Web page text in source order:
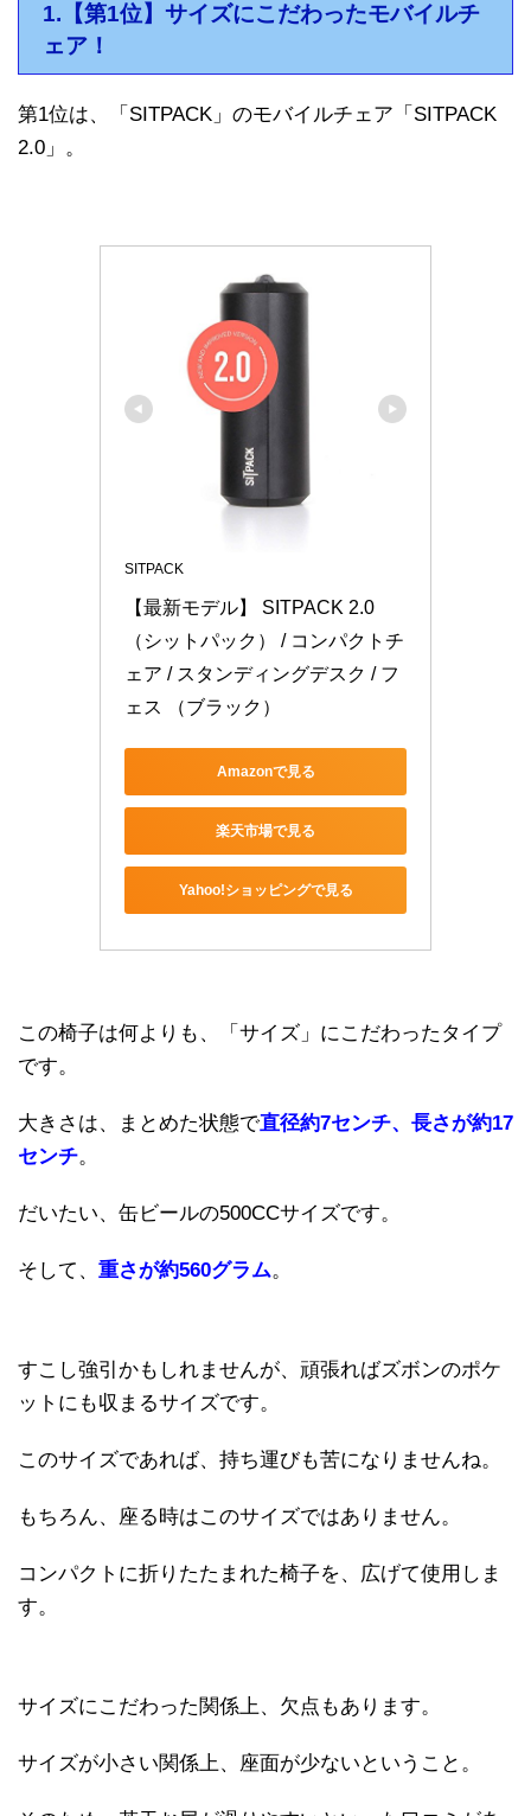
1.【第1位】サイズにこだわったモバイルチ
ェア！
第1位は、「SITPACK」のモバイルチェア「SITPACK
2.0」。
SITPACK
【最新モデル】 SITPACK 2.0
（シットパック） / コンパクトチ
ェア / スタンディングデスク / フ
ェス （ブラック）
Amazonで見る
楽天市場で見る
Yahoo!ショッピングで見る
この椅子は何よりも、「サイズ」にこだわったタイプ
です。
大きさは、まとめた状態で直径約7センチ、長さが約17
センチ。
だいたい、缶ビールの500CCサイズです。
そして、 重さが約560グラム。
すこし強引かもしれませんが、頑張ればズボンのポケ
ットにも収まるサイズです。
このサイズであれば、持ち運びも苦になりませんね。
もちろん、座る時はこのサイズではありません。
コンパクトに折りたたまれた椅子を、広げて使用しま
す。
サイズにこだわった関係上、欠点もあります。
サイズが小さい関係上、座面が少ないということ。